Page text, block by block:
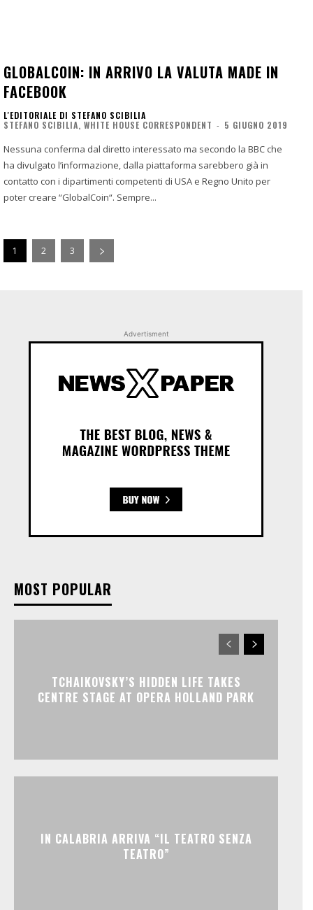
GLOBALCOIN: IN ARRIVO LA VALUTA MADE IN
FACEBOOK
L'EDITORIALE DI STEFANO SCIBILIA
STEFANO SCIBILIA, WHITE HOUSE CORRESPONDENT - 5 GIUGNO 2019
Nessuna conferma dal diretto interessato ma secondo la BBC che
ha divulgato l’informazione, dalla piattaforma sarebbero già in
contatto con i dipartimenti competenti di USA e Regno Unito per
poter creare “GlobalCoin“. Sempre...
1 2 3
Advertisment
MOST POPULAR
TCHAIKOVSKY’S HIDDEN LIFE TAKES
CENTRE STAGE AT OPERA HOLLAND PARK
IN CALABRIA ARRIVA “IL TEATRO SENZA
TEATRO”